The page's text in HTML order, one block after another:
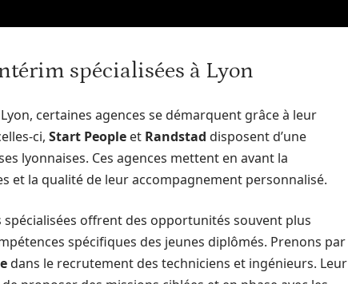
spécialisées à Lyon
certaines agences se démarquent grâce à leur
ci, Start People et Randstad disposent d’une
lyonnaises. Ces agences mettent en avant la
et la qualité de leur accompagnement personnalisé.
offrent des opportunités souvent plus
spécifiques des jeunes diplômés. Prenons par
dans le recrutement des techniciens et ingénieurs. Leur